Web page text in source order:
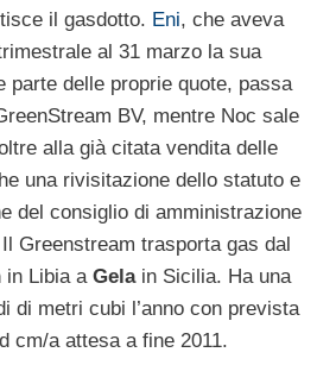
il gasdotto. Eni, che aveva
al 31 marzo la sua
parte delle proprie quote, passa
BV, mentre Noc sale
alla già citata vendita delle
una rivisitazione dello statuto e
del consiglio di amministrazione
Greenstream trasporta gas dal
in Libia a Gelain Sicilia. Ha una
di metri cubi l’anno con prevista
cm/a attesa a fine 2011.